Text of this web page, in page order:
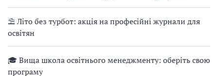
⛱ Літо без турбот: акція на професійні журнали для
освітян
🎓 Вища школа освітнього менеджменту: оберіть свою
програму